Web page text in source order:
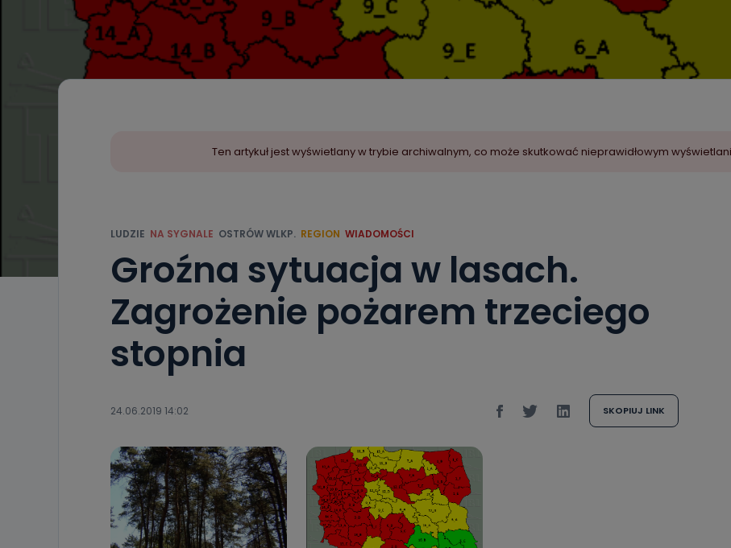
Ten artykuł jest wyświetlany w trybie archiwalnym, co może skutkować nieprawidłowym
LUDZIE NA SYGNALE OSTRÓW WLKP. REGION WIADOMOŚCI
Groźna sytuacja w lasach.
Zagrożenie pożarem trzeciego
stopnia
24.06.2019 14:02 SKOPIUJ LINK